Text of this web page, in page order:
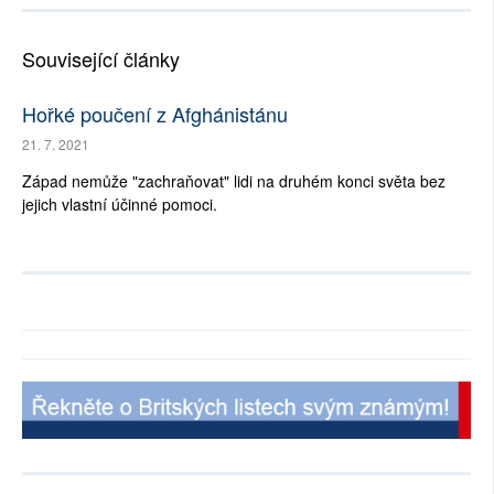
Související články
Hořké poučení z Afghánistánu
21. 7. 2021
Západ nemůže "zachraňovat" lidi na druhém konci světa bez
jejich vlastní účinné pomoci.